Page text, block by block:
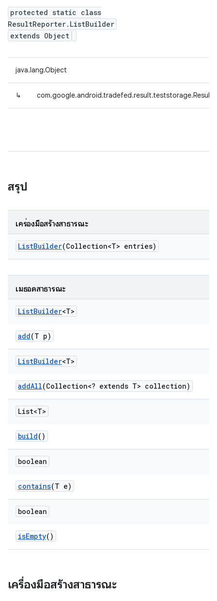
protected static class
ResultReporter.ListBuilder
extends Object
java.lang.Object
↳
สรุป
เครื่องมือสร้างสาธารณะ
ListBuilder(Collection<T> entries)
เมธอดสาธารณะ
ListBuilder<T>
add(T p)
ListBuilder<T>
addAll(Collection<? extends T> collection)
List<T>
build()
boolean
contains(T e)
boolean
isEmpty()
เครื่องมือสร้างสาธารณะ